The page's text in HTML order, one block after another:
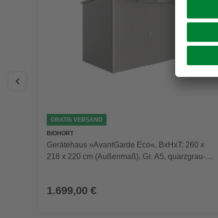
GRATIS VERSAND
BIOHORT
Gerätehaus »AvantGarde Eco«, BxHxT: 260 x
218 x 220 cm (Außenmaß), Gr. A5, quarzgrau-
1.699,00 €